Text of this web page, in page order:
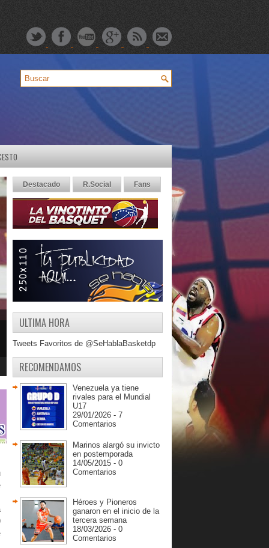
Destacado R.Social Fans
ULTIMA HORA
Tweets Favoritos de @SeHablaBasketdp
RECOMENDAMOS
Venezuela ya tiene
rivales para el Mundial
U17
29/01/2026 - 7
Comentarios
Marinos alargó su invicto
en postemporada
14/05/2015 - 0
Comentarios
Héroes y Pioneros
ganaron en el inicio de la
tercera semana
18/03/2026 - 0
Comentarios